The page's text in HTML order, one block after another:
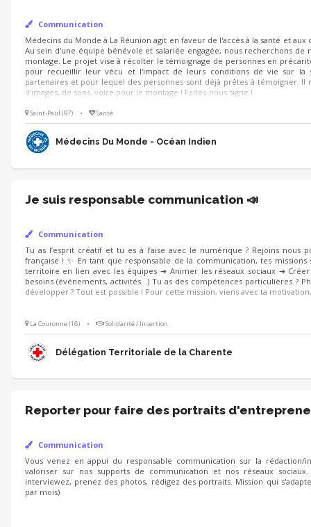
Communication
Médecins du Monde à La Réunion agit en faveur de l'accès à la santé et
Au sein d'une équipe bénévole et salariée engagée, nous recherchons
montage. Le projet vise à récolter le témoignage de personnes en
pour recueillir leur vécu et l'impact de leurs conditions de vie sur la
partenaires et pour lequel des personnes sont déjà prêtes à témoigner.
d'images, de sons, voire pour le montage ! Faites-nous signe !
Saint-Paul (97) • Santé
Médecins Du Monde - Océan Indien
Je suis responsable communication 📣
Communication
Tu as l’esprit créatif et tu es à l’aise avec le numérique ? Rejoins nous
française ! ✨ En tant que responsable de la communication, tes
territoire en lien avec les équipes ➔ Animer les réseaux sociaux ➔
besoins (événements, activités…) Tu as des compétences particulières ?
développer ? Tout est possible ! Pour cette mission, viens avec ta
La Couronne (16) • Solidarité / Insertion
Délégation Territoriale de la Charente
Reporter pour faire des portraits
Communication
Vous venez en appui du responsable communication sur la
valoriser sur nos supports de communication et nos réseaux
interviewez, prenez des photos, rédigez des portraits. Mission qui
par mois)